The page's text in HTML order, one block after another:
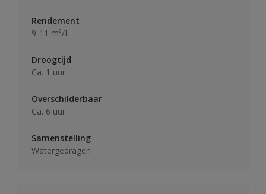
Rendement
9-11 m²/L
Droogtijd
Ca. 1 uur
Overschilderbaar
Ca. 6 uur
Samenstelling
Watergedragen